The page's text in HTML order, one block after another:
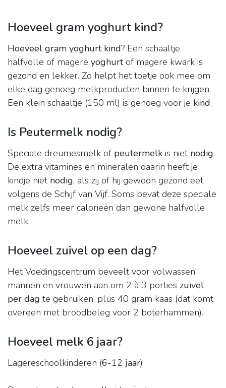
Hoeveel gram yoghurt kind?
Hoeveel gram yoghurt kind? Een schaaltje
halfvolle of magere yoghurtof magere kwark is
gezond en lekker. Zo helpt het toetje ook mee om
elke dag genoeg melkproducten binnen te krijgen.
Een klein schaaltje (150 ml) is genoeg voor je kind.
Is Peutermelk nodig?
Speciale dreumesmelk of peutermelk is niet nodig.
De extra vitamines en mineralen daarin heeft je
kindje niet nodig, als zij of hij gewoon gezond eet
volgens de Schijf van Vijf. Soms bevat deze speciale
melk zelfs meer calorieën dan gewone halfvolle
melk.
Hoeveel zuivel op een dag?
Het Voedingscentrum beveelt voor volwassen
mannen en vrouwen aan om 2 à 3 porties zuivel
per dag te gebruiken, plus 40 gram kaas (dat komt
overeen met broodbeleg voor 2 boterhammen).
Hoeveel melk 6 jaar?
Lagereschoolkinderen (6-12 jaar)